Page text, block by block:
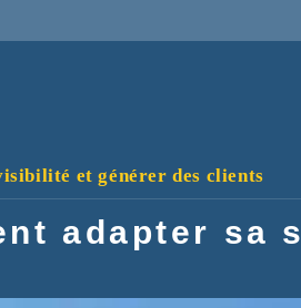
et générer des clients
adapter sa